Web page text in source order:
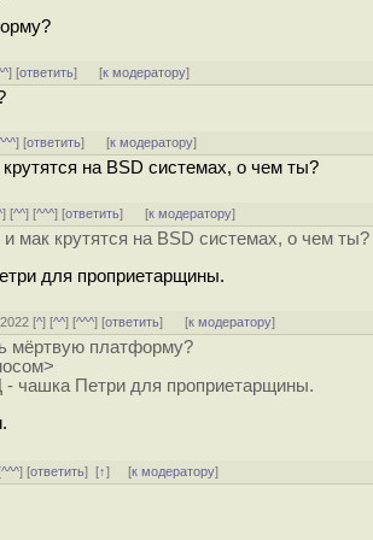
] [ответить] [к модератору]
] [ответить] [к модератору]
на BSD системах, о чем ты?
] [^^] [^^^] [ответить] [к модератору]
мак крутятся на BSD системах, о чем ты?
для проприетарщины.
[^] [^^] [^^^] [ответить] [к модератору]
мёртвую платформу?
чашка Петри для проприетарщины.
^^^] [ответить][↑] [к модератору]